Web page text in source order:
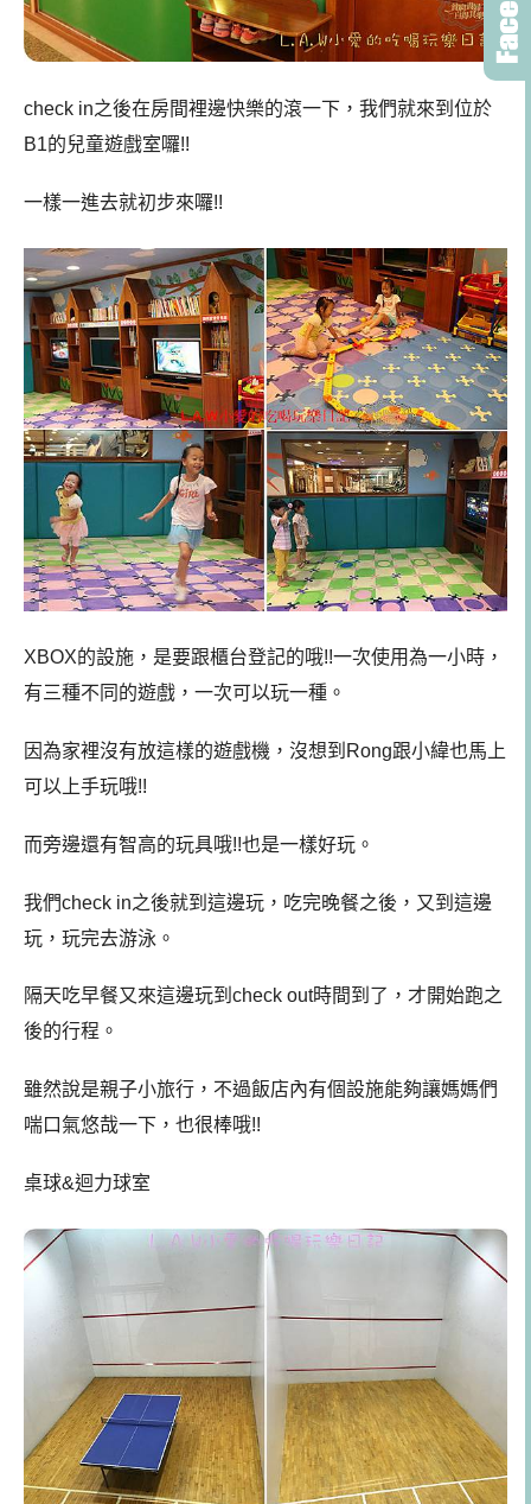
check in之後在房間裡邊快樂的滾一下，我們就來到位於
B1的兒童遊戲室囉!!
一樣一進去就初步來囉!!
XBOX的設施，是要跟櫃台登記的哦!!一次使用為一小時，
有三種不同的遊戲，一次可以玩一種。
因為家裡沒有放這樣的遊戲機，沒想到Rong跟小緯也馬上
可以上手玩哦!!
而旁邊還有智高的玩具哦!!也是一樣好玩。
我們check in之後就到這邊玩，吃完晚餐之後，又到這邊
玩，玩完去游泳。
隔天吃早餐又來這邊玩到check out時間到了，才開始跑之
後的行程。
雖然說是親子小旅行，不過飯店內有個設施能夠讓媽媽們
喘口氣悠哉一下，也很棒哦!!
桌球&迴力球室